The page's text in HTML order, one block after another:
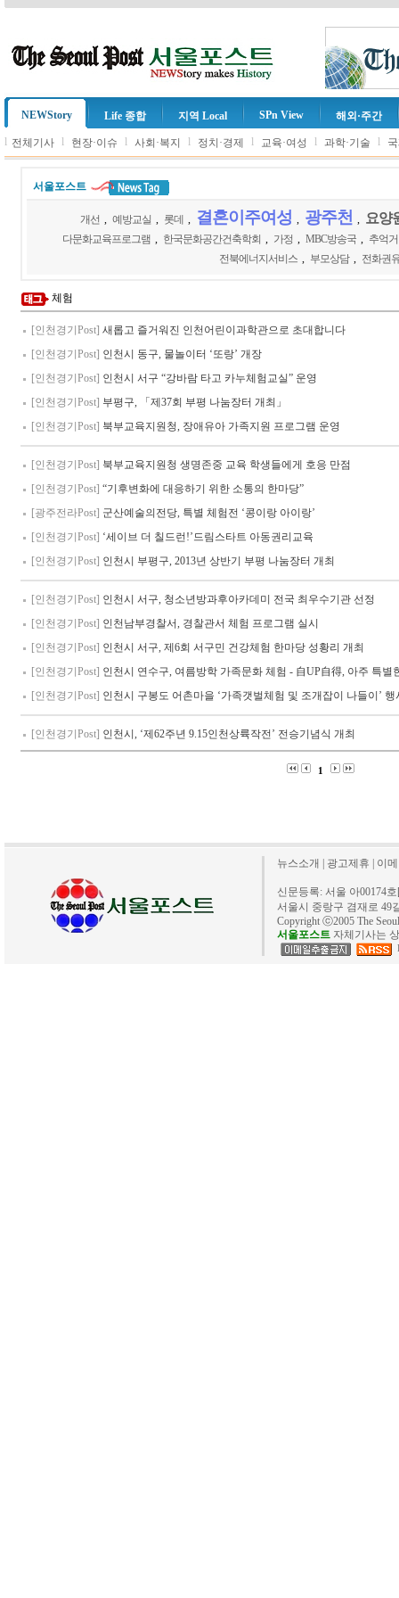
NEWStory Life 종합 지역 Local SPn View 해외·주간
l 전체기사 l 현장·이슈 l 사회·복지 l 정치·경제 l 교육·여성 l 과학·기술 l
서울포스트
개선 예방교실 롯데 결혼이주여성 광주천 요양
다문화교육프로그램 한국문화공간건축학회 가정 MBC방송국
추억
전북에너지서비스
부모상담 전화권
체험
[인천경기Post] 새롭고 즐거워진 인천어린이과학관으로 초대합니다
[인천경기Post] 인천시 동구, 물놀이터 ‘또랑’ 개장
[인천경기Post] 인천시 서구 “강바람 타고 카누체험교실” 운영
[인천경기Post] 부평구, 「제37회 부평 나눔장터 개최」
[인천경기Post] 북부교육지원청, 장애유아 가족지원 프로그램 운영
[인천경기Post] 북부교육지원청 생명존중 교육 학생들에게 호응 만점
[인천경기Post] “기후변화에 대응하기 위한 소통의 한마당”
[광주전라Post] 군산예술의전당, 특별 체험전 ‘콩이랑 아이랑’
[인천경기Post] ‘세이브 더 칠드런!’드림스타트 아동권리교육
[인천경기Post] 인천시 부평구, 2013년 상반기 부평 나눔장터 개최
[인천경기Post] 인천시 서구, 청소년방과후아카데미 전국 최우수기관 선정
[인천경기Post] 인천남부경찰서, 경찰관서 체험 프로그램 실시
[인천경기Post] 인천시 서구, 제6회 서구민 건강체험 한마당 성황리 개최
[인천경기Post] 인천시 연수구, 여름방학 가족문화 체험 - 自UP自得, 아주 특별
[인천경기Post] 인천시 구봉도 어촌마을 ‘가족갯벌체험 및 조개잡이 나들이’ 행
[인천경기Post] 인천시, ‘제62주년 9.15인천상륙작전’ 전승기념식 개최
1
뉴스소개 광고제휴 이
신문등록: 서울 아00174
서울시 중랑구 겸재로 49
Copyright ⓒ2005 The
서울포스트 자체기사는